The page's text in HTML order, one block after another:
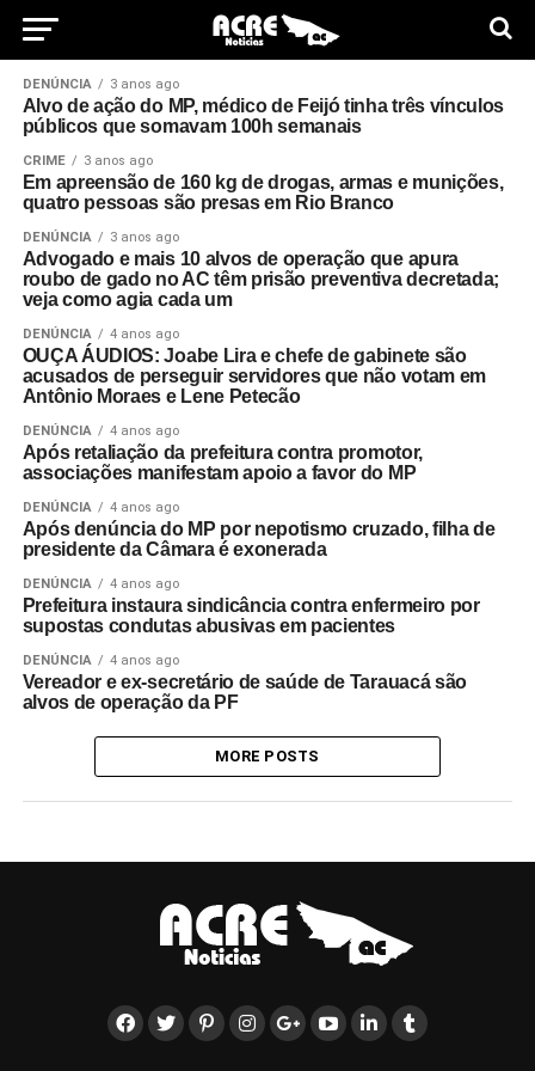
DENÚNCIA 3 anos ago
Alvo de ação do MP, médico de Feijó tinha três vínculos
públicos que somavam 100h semanais
CRIME 3 anos ago
Em apreensão de 160 kg de drogas, armas e munições,
quatro pessoas são presas em Rio Branco
DENÚNCIA 3 anos ago
Advogado e mais 10 alvos de operação que apura
roubo de gado no AC têm prisão preventiva decretada;
veja como agia cada um
DENÚNCIA 4 anos ago
OUÇA ÁUDIOS: Joabe Lira e chefe de gabinete são
acusados de perseguir servidores que não votam em
Antônio Moraes e Lene Petecão
DENÚNCIA 4 anos ago
Após retaliação da prefeitura contra promotor,
associações manifestam apoio a favor do MP
DENÚNCIA 4 anos ago
Após denúncia do MP por nepotismo cruzado, filha de
presidente da Câmara é exonerada
DENÚNCIA 4 anos ago
Prefeitura instaura sindicância contra enfermeiro por
supostas condutas abusivas em pacientes
DENÚNCIA 4 anos ago
Vereador e ex-secretário de saúde de Tarauacá são
alvos de operação da PF
MORE POSTS